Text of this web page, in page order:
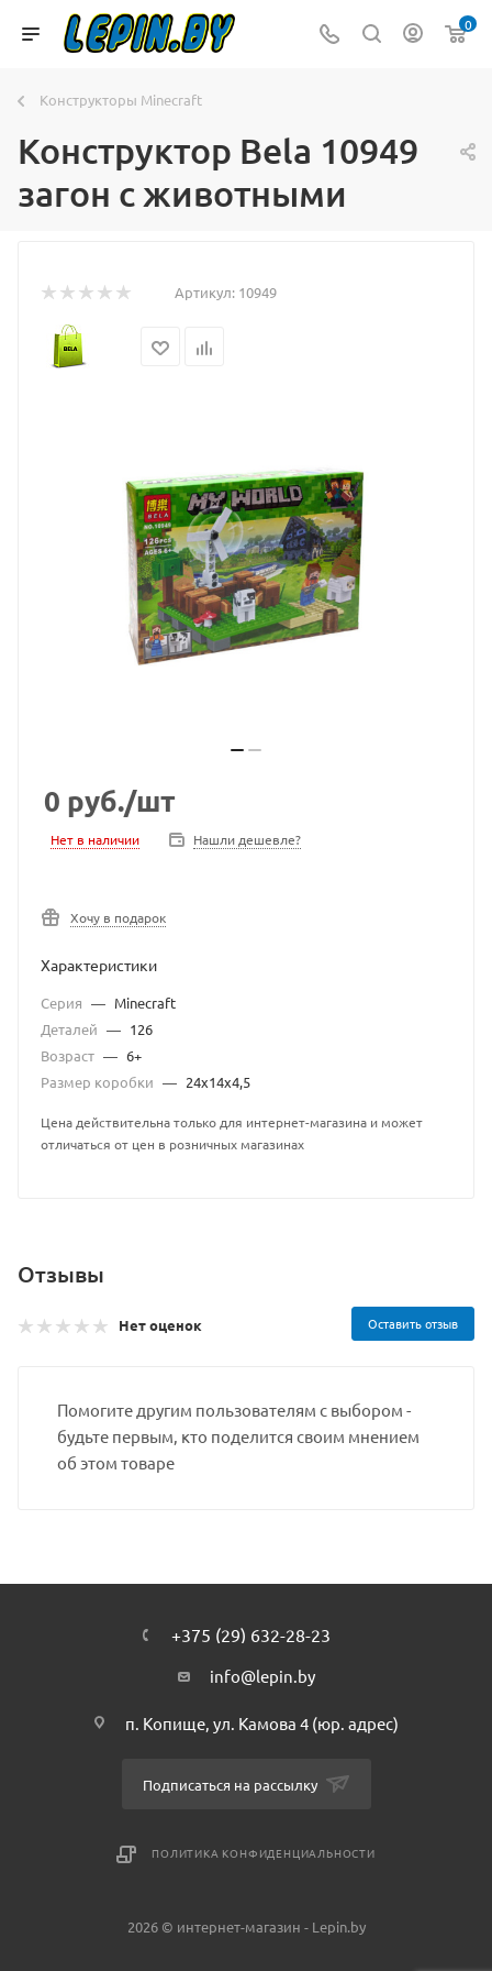
0
Конструкторы Minecraft
Конструктор Bela 10949
загон с животными
Артикул: 10949
0 руб./шт
Нет в наличии Нашли дешевле?
Хочу в подарок
Характеристики
Серия — Minecraft
Деталей — 126
Возраст — 6+
Размер коробки — 24х14х4,5
Цена действительна только для интернет-магазина и может
отличаться от цен в розничных магазинах
Отзывы
Нет оценок Оставить отзыв
Помогите другим пользователям с выбором -
будьте первым, кто поделится своим мнением
об этом товаре
+375 (29) 632-28-23
info@lepin.by
п. Копище, ул. Камова 4 (юр. адрес)
Подписаться на рассылку
ПОЛИТИКА КОНФИДЕНЦИАЛЬНОСТИ
2026 © интернет-магазин - Lepin.by